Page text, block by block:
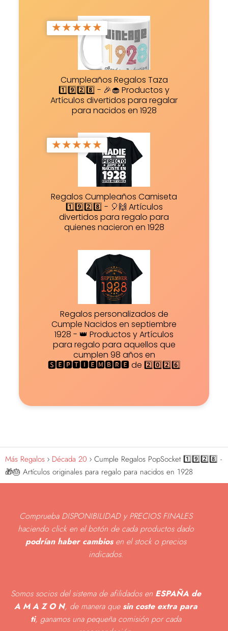
★★★★★
Cumpleaños Regalos Taza
1️⃣9️⃣2️⃣8️⃣ - 🎉🧁 Productos y
Artículos divertidos para regalar
para nacidos en 1928
★★★★★
Regalos Cumpleaños Camiseta
1️⃣9️⃣2️⃣8️⃣ - 🎈🙌 Artículos
divertidos para regalo para
quienes nacieron en 1928
Regalos personalizados de
Cumple Nacidos en septiembre
1928 - 👑 Productos y Artículos
para regalo para aquellos que
cumplen 98 años en
🆂🅴🅿🆃🅸🅴🅼🅱🆁🅴 de 2️⃣0️⃣2️⃣6️⃣
Más Regalos Década 20
Cumple Regalos PopSocket 1️⃣9️⃣2️⃣8️⃣ -
🎁🎂 Artículos originales para regalo para nacidos en 1928
Comprueba DISPONIBILIDAD y PRECIOS FINALES
haciendo click en el botón de cada productos dado
podrían haber cambiosen el stock o precios
indicados.
Somos socios del sistema de afilidados en ESPAÑA de
A M A Z O N, de manera que sin coste extra para
ti, ganamos una pequeña comisión por cada